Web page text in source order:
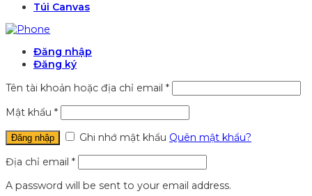
Túi Canvas
Đăng nhập
Đăng ký
Tên tài khoản hoặc địa chỉ email *
Mật khẩu *
Đăng nhập Ghi nhớ mật khẩu Quên mật khẩu?
Địa chỉ email *
A password will be sent to your email address.